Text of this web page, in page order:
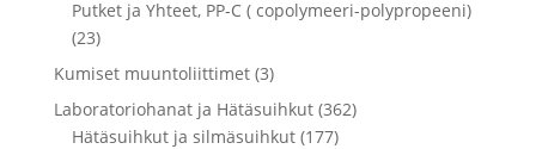
Putket ja Yhteet, PP-C ( copolymeeri-polypropeeni)
(23)
Kumiset muuntoliittimet (3)
Laboratoriohanat ja Hätäsuihkut (362)
Hätäsuihkut ja silmäsuihkut (177)